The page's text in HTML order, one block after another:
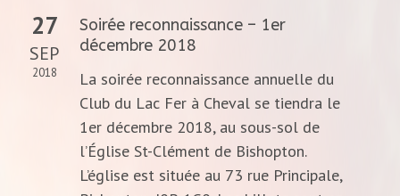
27
SEP
2018
Soirée reconnaissance – 1er
décembre 2018
La soirée reconnaissance annuelle du
Club du Lac Fer à Cheval se tiendra le
1er décembre 2018, au sous-sol de
l’Église St-Clément de Bishopton.
L’église est située au 73 rue Principale,